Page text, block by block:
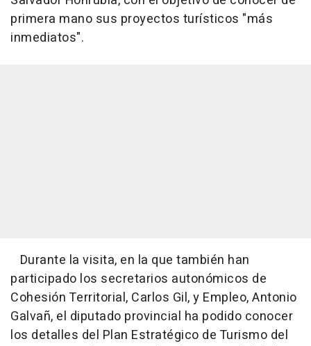
primera mano sus proyectos turísticos "más
inmediatos".
Durante la visita, en la que también han
participado los secretarios autonómicos de
Cohesión Territorial, Carlos Gil, y Empleo, Antonio
Galvañ, el diputado provincial ha podido conocer
los detalles del Plan Estratégico de Turismo del